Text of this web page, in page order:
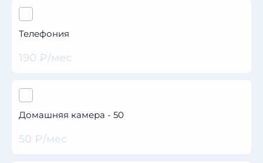
Телефония
190 ₽/мес
Домашняя камера - 50
50 ₽/мес